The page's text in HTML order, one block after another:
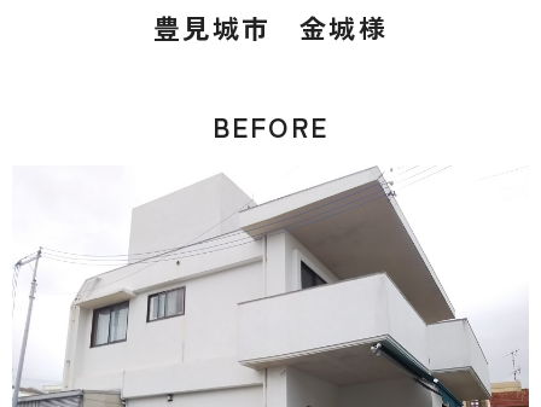
豊見城市 金城様
BEFORE